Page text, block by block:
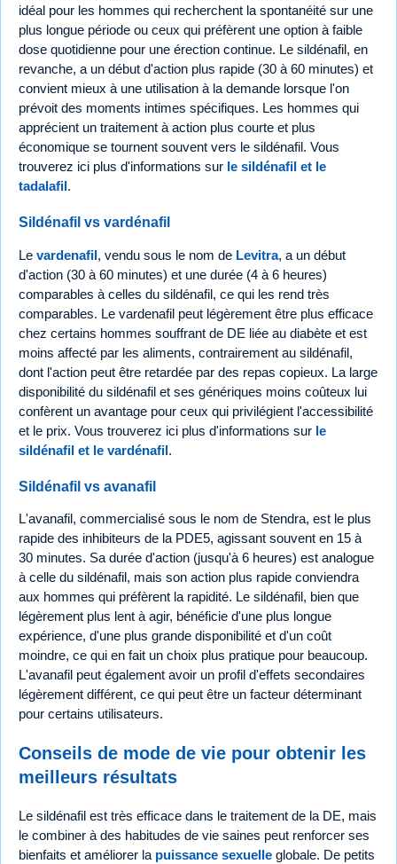
idéal pour les hommes qui recherchent la spontanéité sur une
plus longue période ou ceux qui préfèrent une option à faible
dose quotidienne pour une érection continue. Le sildénafil, en
revanche, a un début d'action plus rapide (30 à 60 minutes) et
convient mieux à une utilisation à la demande lorsque l'on
prévoit des moments intimes spécifiques. Les hommes qui
apprécient un traitement à action plus courte et plus
économique se tournent souvent vers le sildénafil. Vous
trouverez ici plus d'informations sur le sildénafil et le
tadalafil.
Sildénafil vs vardénafil
Le vardenafil, vendu sous le nom de Levitra, a un début
d'action (30 à 60 minutes) et une durée (4 à 6 heures)
comparables à celles du sildénafil, ce qui les rend très
comparables. Le vardenafil peut légèrement être plus efficace
chez certains hommes souffrant de DE liée au diabète et est
moins affecté par les aliments, contrairement au sildénafil,
dont l'action peut être retardée par des repas copieux. La large
disponibilité du sildénafil et ses génériques moins coûteux lui
confèrent un avantage pour ceux qui privilégient l'accessibilité
et le prix. Vous trouverez ici plus d'informations sur le
sildénafil et le vardénafil.
Sildénafil vs avanafil
L'avanafil, commercialisé sous le nom de Stendra, est le plus
rapide des inhibiteurs de la PDE5, agissant souvent en 15 à
30 minutes. Sa durée d'action (jusqu'à 6 heures) est analogue
à celle du sildénafil, mais son action plus rapide conviendra
aux hommes qui préfèrent la rapidité. Le sildénafil, bien que
légèrement plus lent à agir, bénéficie d'une plus longue
expérience, d'une plus grande disponibilité et d'un coût
moindre, ce qui en fait un choix plus pratique pour beaucoup.
L'avanafil peut également avoir un profil d'effets secondaires
légèrement différent, ce qui peut être un facteur déterminant
pour certains utilisateurs.
Conseils de mode de vie pour obtenir les
meilleurs résultats
Le sildénafil est très efficace dans le traitement de la DE, mais
le combiner à des habitudes de vie saines peut renforcer ses
bienfaits et améliorer la puissance sexuelle globale. De petits